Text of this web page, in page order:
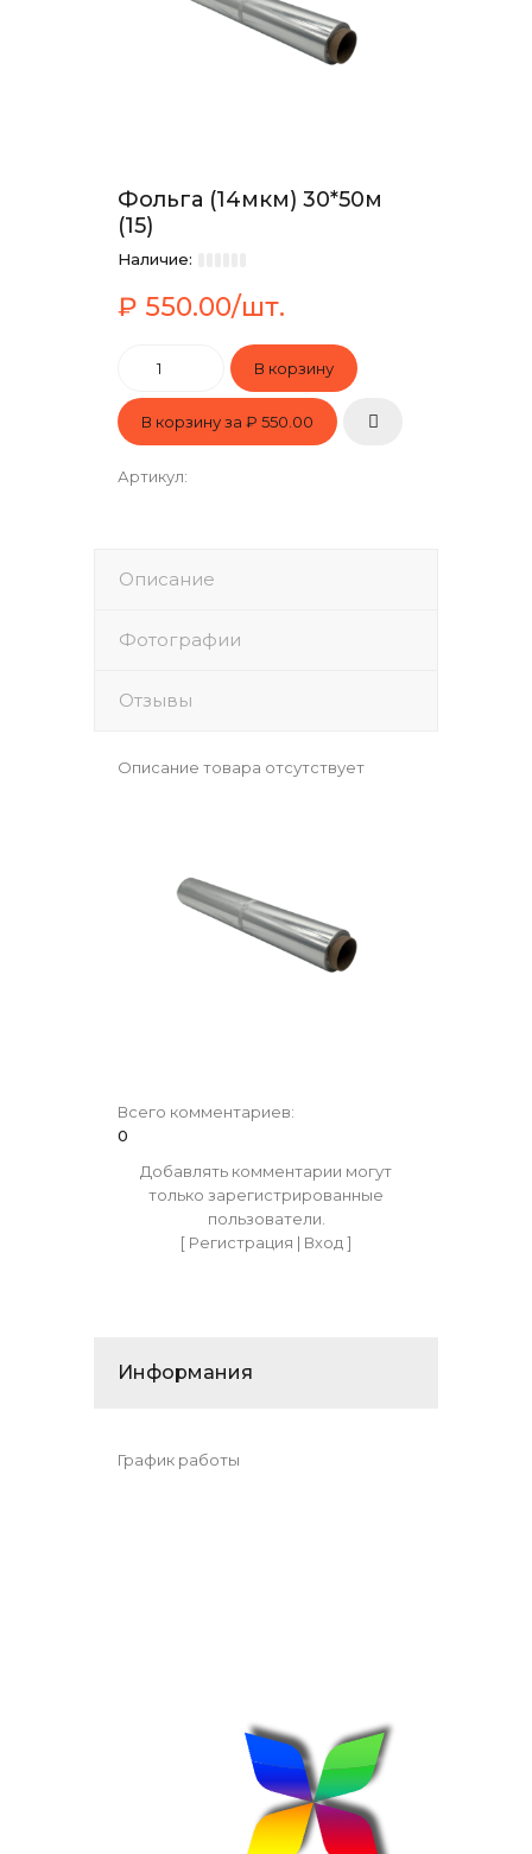
Фольга (14мкм) 30*50м
(15)
Наличие:
₽ 550.00/шт.
В корзину за ₽ 550.00
Артикул:
Описание
Фотографии
Отзывы
Описание товара отсутствует
Всего комментариев:
0
Добавлять комментарии могут
только зарегистрированные
пользователи.
[ Регистрация | Вход]
Информания
График работы